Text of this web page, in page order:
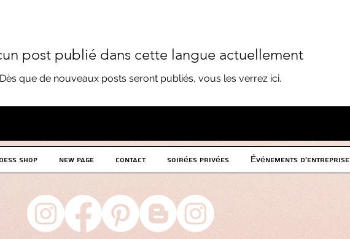
post publié dans cette langue actuellement
Dès que de nouveaux posts seront publiés, vous les verrez ici.
Shop New Page Contact Soirées privées Événements d'entreprise